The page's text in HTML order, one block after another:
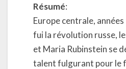
Résumé:
Europe centrale,
fui la révolution russe,
et Maria Rubinstein se
talent fulgurant pour le